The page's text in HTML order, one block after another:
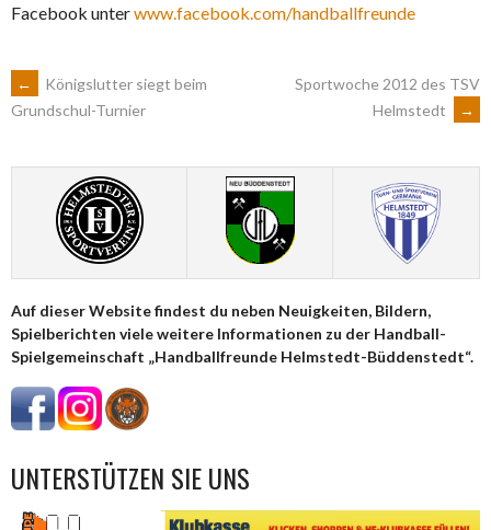
Facebook unterwww.facebook.com/handballfreunde
ARTIKEL-
NAVIGATION
←
Königslutter siegt beim
Grundschul-Turnier
Sportwoche 2012 des TSV
Helmstedt
→
Auf dieser Website findest du neben Neuigkeiten, Bildern,
Spielberichten viele weitere Informationen zu der Handball-
Spielgemeinschaft „Handballfreunde Helmstedt-Büddenstedt“.
UNTERSTÜTZEN SIE UNS